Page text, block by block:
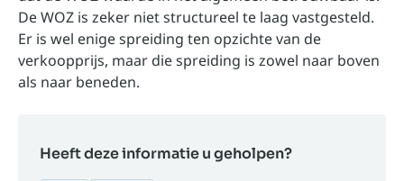
De WOZ is zeker niet structureel te laag vastgesteld.
Er is wel enige spreiding ten opzichte van de
verkoopprijs, maar die spreiding is zowel naar boven
als naar beneden.
Heeft deze informatie u geholpen?